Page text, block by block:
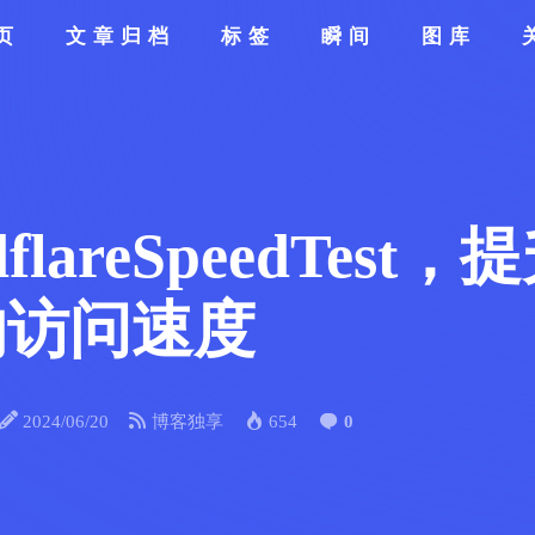
文章归档 标签 瞬间 图库
，
问速度
2024/06/20 博客独享 654 0